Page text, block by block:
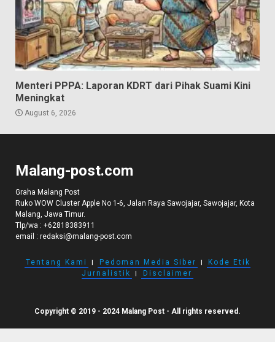
Menteri PPPA: Laporan KDRT dari Pihak Suami Kini
Meningkat
August 6, 2026
Malang-post.com
Graha Malang Post
Ruko WOW Cluster Apple No 1-6, Jalan Raya Sawojajar, Sawojajar, Kota
Malang, Jawa Timur.
Tlp/wa : +62818383911
email : redaksi@malang-post.com
Tentang Kami I Pedoman Media Siber I
Kode Etik
Jurnalistik
I Disclaimer
Copyright © 2019 - 2024 Malang Post - All rights reserved.